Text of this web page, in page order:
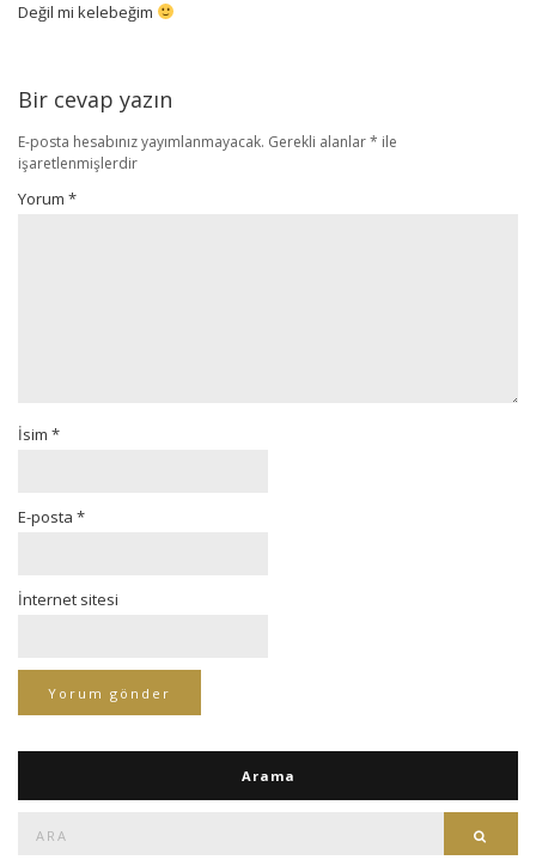
Değil mi kelebeğim
Bir cevap yazın
E-posta hesabınız yayımlanmayacak. Gerekli alanlar* ile
işaretlenmişlerdir
Yorum *
İsim *
E-posta *
İnternet sitesi
Arama